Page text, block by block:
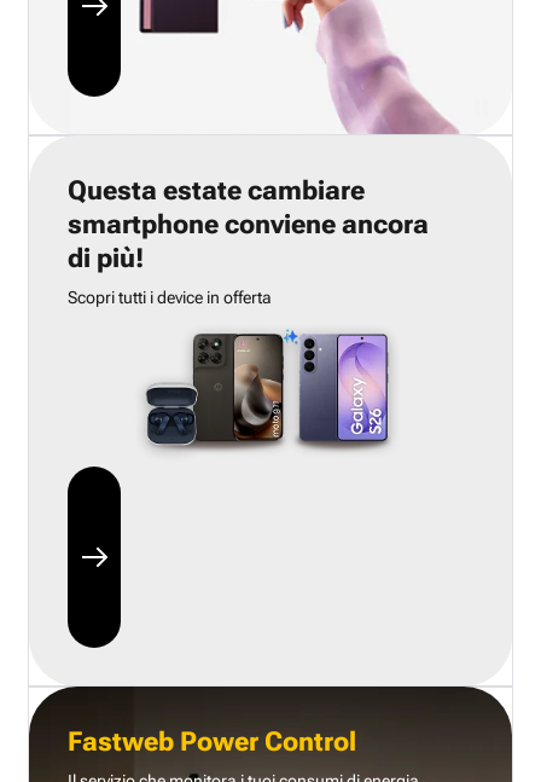
Questa estate cambiare
smartphone conviene ancora
di più!
Scopri tutti i device in offerta
Fastweb Power Control